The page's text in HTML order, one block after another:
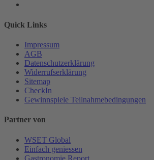
Quick Links
Impressum
AGB
Datenschutzerklärung
Widerrufserklärung
Sitemap
CheckIn
Gewinnspiele Teilnahmebedingungen
Partner von
WSET Global
Einfach geniessen
Gastronomie Report